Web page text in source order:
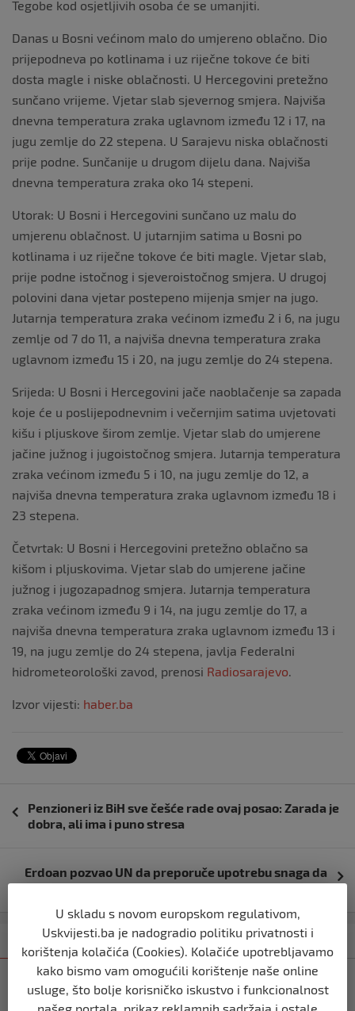
Tegobe kod osjetljivih osoba će se umanjiti.
Danas u Bosni većinom malo do umjereno oblačno. Dio
prijepodneva po kotlinama i uz riječne tokove će biti
dosta magle i niske oblačnosti. U Hercegovini pretežno
sunčano vrijeme. Vjetar slab sjevernog smjera. Najviša
dnevna temperatura zraka uglavnom između 12 i 17, na
jugu zemlje do 22 stepena. U Sarajevu niska oblačnosti
prije podne. Sunčanije u drugom dijelu dana. Najviša
dnevna temperatura zraka oko 14 stepeni.
Utorak: U Bosni i Hercegovini sunčano uz malu do
umjerenu oblačnost. U jutarnjim satima u Bosni po
kotlinama i uz riječne tokove će biti magle. Vjetar slab,
prije podne istočnog i sjeveroistočnog smjera. U drugoj
polovini dana vjetar postepeno mijenja smjer na jugo.
Jutarnja temperatura zraka većinom između 2 i 6, na jugu
zemlje od 7 do 11, a najviša dnevna temperatura zraka
uglavnom između 15 i 20, na jugu zemlje do 24 stepena.
Srijeda: U Bosni i Hercegovini jače naoblačenje sa zapada
koje će u poslijepodnevnim i večernjim satima uvjetovati
kišu i pljuskove širom zemlje. Vjetar slab do umjerene
jačine južnog i jugoistočnog smjera. Jutarnja temperatura
zraka većinom između 5 i 10, na jugu zemlje do 12, a
najviša dnevna temperatura zraka uglavnom između 18 i
23 stepena.
Četvrtak: U Bosni i Hercegovini pretežno oblačno sa
kišom i pljuskovima. Vjetar slab do umjerene jačine
južnog i jugozapadnog smjera. Jutarnja temperatura
zraka većinom između 9 i 14, na jugu zemlje do 17, a
najviša dnevna temperatura zraka uglavnom između 13 i
19, na jugu zemlje do 24 stepena, javlja Federalni
hidrometeorološki zavod, prenosi Radiosarajevo
Izvor vijesti: haber.ba
objava
Penzioneri iz BiH sve češće rade ovaj posao: Zarada je
dobra, ali ima i puno stresa
Erdoan pozvao UN da preporuče upotrebu snaga da
se zaustavi Izrael
Kategorija Najnovije Najčitanije
Ravnopravnost da — politička
U skladu s novom europskom regulativom,
Uskvijesti.ba je nadogradio politiku privatnosti i
korištenja kolačića (Cookies). Kolačiće upotrebljavamo
kako bismo vam omogućili korištenje naše online
usluge, što bolje korisničko iskustvo i funkcionalnost